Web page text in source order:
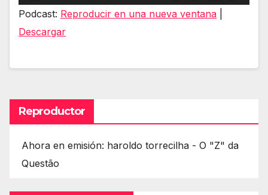
de
Podcast: Reproducir en una nueva ventana
Descargar
Reproductor
Ahora en emisión: haroldo torrecilha - O "Z" da
Questão